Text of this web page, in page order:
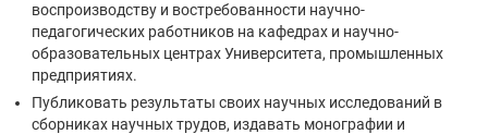
воспроизводству и востребованности научно-
педагогических работников на кафедрах и научно-
образовательных центрах Университета, промышленных
предприятиях.
Публиковать результаты своих научных исследований в
сборниках научных трудов, издавать монографии и